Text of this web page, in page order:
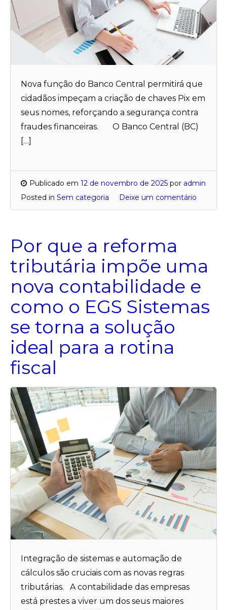
Nova função do Banco Central permitirá que
cidadãos impeçam a criação de chaves Pix em
seus nomes, reforçando a segurança contra
fraudes financeiras. O Banco Central (BC)
[…]
Publicado em 12 de novembro de 2025 por admin
Posted in Sem categoria Deixe um comentário
Por que a reforma
tributária impõe uma
nova contabilidade e
como o EGS Sistemas
se torna a solução
ideal para a rotina
fiscal
Integração de sistemas e automação de
cálculos são cruciais com as novas regras
tributárias. A contabilidade das empresas
está prestes a viver um dos seus maiores